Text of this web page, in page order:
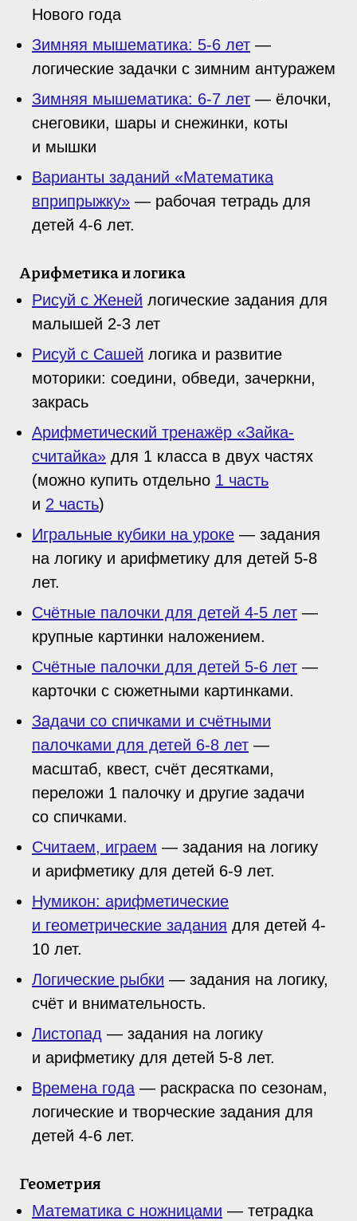
Нового года
Зимняя мышематика: 5-6 лет —
логические задачки с зимним антуражем
Зимняя мышематика: 6-7 лет — ёлочки,
снеговики, шары и снежинки, коты
и мышки
Варианты заданий «Математика
вприпрыжку» — рабочая тетрадь для
детей 4-6 лет.
Арифметика и логика
Рисуй с Женей логические задания для
малышей 2-3 лет
Рисуй с Сашей логика и развитие
моторики: соедини, обведи, зачеркни,
закрась
Арифметический тренажёр «Зайка-
считайка» для 1 класса в двух частях
(можно купить отдельно 1 часть
и 2 часть)
Игральные кубики на уроке — задания
на логику и арифметику для детей 5-8
лет.
Счётные палочки для детей 4-5 лет —
крупные картинки наложением.
Счётные палочки для детей 5-6 лет —
карточки с сюжетными картинками.
Задачи со спичками и счётными
палочками для детей 6-8 лет —
масштаб, квест, счёт десятками,
переложи 1 палочку и другие задачи
со спичками.
Считаем, играем — задания на логику
и арифметику для детей 6-9 лет.
Нумикон: арифметические
и геометрические задания для детей 4-
10 лет.
Логические рыбки — задания на логику,
счёт и внимательность.
Листопад — задания на логику
и арифметику для детей 5-8 лет.
Времена года — раскраска по сезонам,
логические и творческие задания для
детей 4-6 лет.
Геометрия
Математика с ножницами — тетрадка